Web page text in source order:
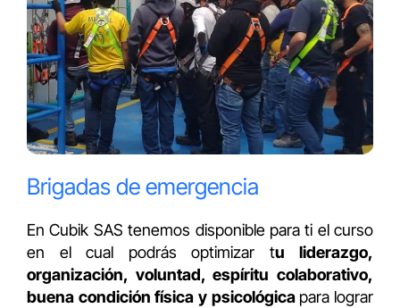
Brigadas de emergencia
En Cubik SAS tenemos disponible para ti el curso
en el cual podrás optimizar tu liderazgo,
organización, voluntad, espíritu colaborativo,
buena condición física y psicológicapara lograr